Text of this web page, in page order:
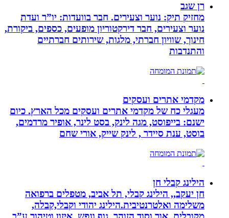
רן שגב
מחזיק תיק: נוער וצעירים. חבר בוועדות: יו”ר ועדת
נוער וצעירים, חבר דירקטוריון מופעים, כספים, ביקורת,
חינוך, שוויון חברתי, מלגות, שירותים חברתיים
והתנדבות
מקדמי אתרים ועסקים
מעגלי כח של מקדמי אתרים ועסקים מכל הארץ. כיום
ישנם: בייפוסט, מגה לינק, בסט לינר, אופיר מרדמים,
בוסט, ענת סיידר , לינק שייק, אורי שחם
הילינג קבלי חן
חן יעקב,, הילינג קבלי, תל אביב, מטפלים ברפואה
משלימה ואלטרנטיבית.הילינג יהודי וקבלי,קבלה,